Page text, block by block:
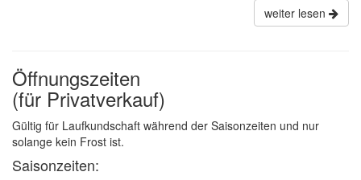
weiter lesen
Öffnungszeiten
(für Privatverkauf)
Gültig für Laufkundschaft während der Saisonzeiten und nur
solange kein Frost ist.
Saisonzeiten: